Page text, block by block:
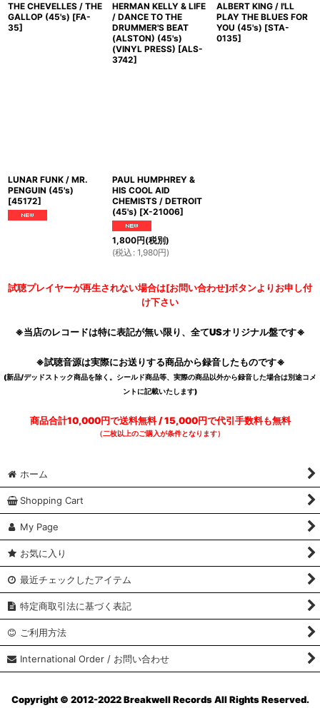
THE CHEVELLES / THE
GALLOP (45's) [FA-
35]
HERMAN KELLY & LIFE
/ DANCE TO THE
DRUMMER'S BEAT
(ALSTON) (45's)
(VINYL PRESS) [ALS-
3742]
ALBERT KING / I'LL
PLAY THE BLUES FOR
YOU (45's) [STA-
0135]
LUNAR FUNK / MR.
PENGUIN (45's)
[45172]
PAUL HUMPHREY &
HIS COOL AID
CHEMISTS / DETROIT
(45's) [X-21006]
1,800円(税別)
(税込 : 1,980円)
試聴プレイヤーが再生されない場合は[お問い合わせ]ボタンよりお申し付
け下さい
※当店のレコードは特に表記が無い限り、全てUSオリジナル盤です※
※試聴音源は実際にお送りする商品から録音したものです※
(新品/デッドストック商品を除く。シールド商品等、実際の商品以外から録音した場合は別途コメ
ントに記載いたします)
商品合計10,000円で送料無料 / 15,000円で代引手数料も無料
（二枚以上のご購入が条件となります）
ホーム
Shopping Cart
My Page
お気に入り
最近チェックしたアイテム
特定商取引法に基づく表記
ご利用方法
International Order / お問い合わせ
Copyright © 2012-2022 Breakwell Records All Rights Reserved.